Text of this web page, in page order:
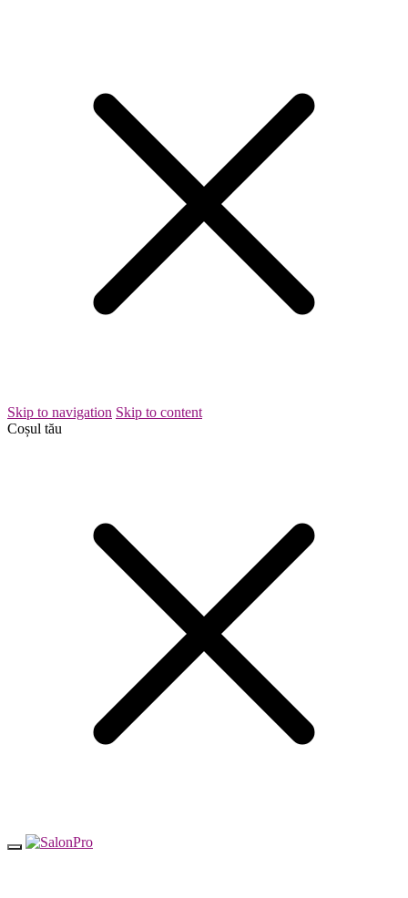
Skip to navigation Skip to content
Coșul tău